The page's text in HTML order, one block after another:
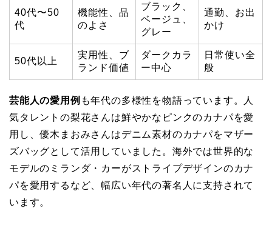
40代〜50
代
機能性、品
のよさ
ブラック、
ベージュ、
グレー
通勤、お出
かけ
50代以上
実用性、ブ
ランド価値
ダークカラ
ー中心
日常使い全
般
芸能人の愛用例 も年代の多様性を物語っています。人
気タレントの梨花さんは鮮やかなピンクのカナパを愛
用し、優木まおみさんはデニム素材のカナパをマザー
ズバッグとして活用していました。海外では世界的な
モデルのミランダ・カーがストライプデザインのカナ
パを愛用するなど、幅広い年代の著名人に支持されて
います。